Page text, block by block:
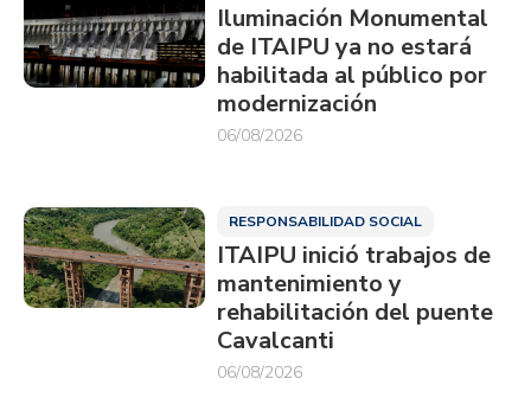
Iluminación Monumental
de ITAIPU ya no estará
habilitada al público por
modernización
06/08/2026
RESPONSABILIDAD SOCIAL
ITAIPU inició trabajos de
mantenimiento y
rehabilitación del puente
Cavalcanti
06/08/2026